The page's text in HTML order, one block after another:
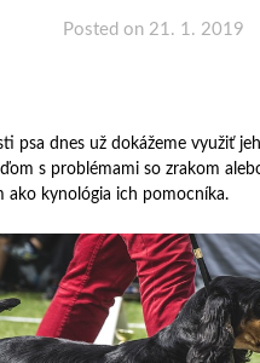
Posted on 21. 1. 2019
psa dnes už dokážeme využiť
s problémami so zrakom
ako kynológia ich pomocníka.